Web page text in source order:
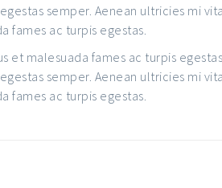
semper. Aenean ultricies mi
fames ac turpis egestas.
malesuada fames ac turpis
semper. Aenean ultricies mi
fames ac turpis egestas.